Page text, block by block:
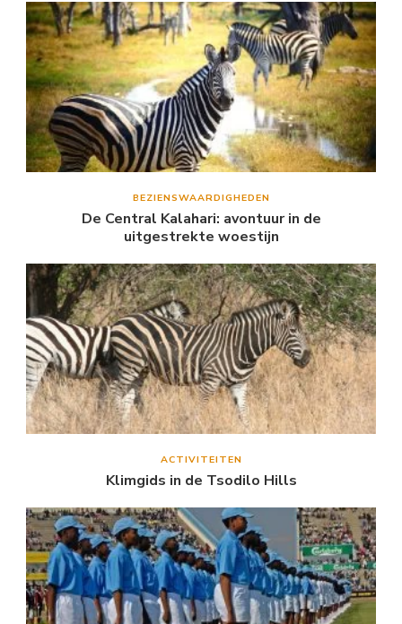
BEZIENSWAARDIGHEDEN
De Central Kalahari: avontuur in de
uitgestrekte woestijn
ACTIVITEITEN
Klimgids in de Tsodilo Hills